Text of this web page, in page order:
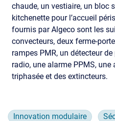
chaude, un vestiaire, un bloc
kitchenette pour l’accueil
fournis par Algeco sont les
convecteurs, deux ferme-
rampes PMR, un détecteur
radio, une alarme PPMS, une
triphasée et des extincteurs.
Innovation modulaire